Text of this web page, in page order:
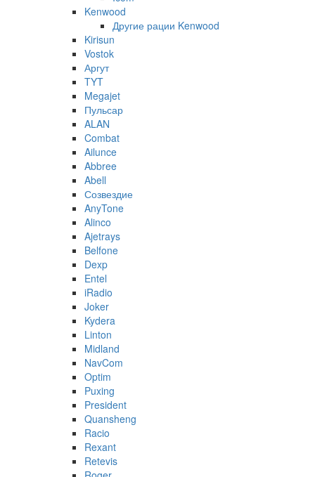
Kenwood
Другие рации Kenwood
Kirisun
Vostok
Аргут
TYT
Megajet
Пульсар
ALAN
Combat
Ailunce
Abbree
Abell
Созвездие
AnyTone
Alinco
Ajetrays
Belfone
Dexp
Entel
iRadio
Joker
Kydera
Linton
Midland
NavCom
Optim
Puxing
President
Quansheng
Racio
Rexant
Retevis